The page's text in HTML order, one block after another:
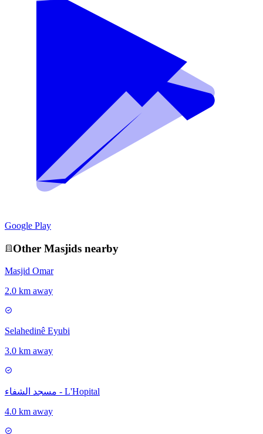
Google Play
Other Masjids nearby
Masjid Omar
2.0 km away
Selahedinê Eyubi
3.0 km away
مسجد الشفاء - L'Hopital
4.0 km away